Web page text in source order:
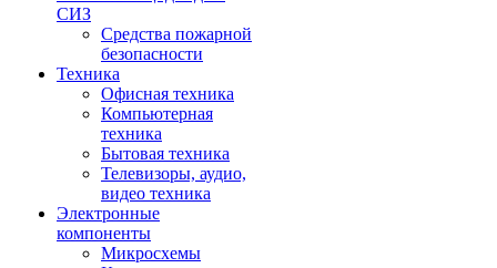
СИЗ
Средства пожарной
безопасности
Техника
Офисная техника
Компьютерная
техника
Бытовая техника
Телевизоры, аудио,
видео техника
Электронные
компоненты
Микросхемы